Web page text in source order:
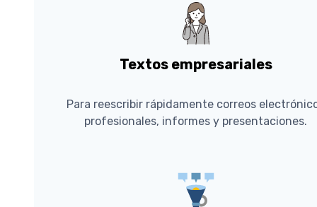
Textos empresariales
Para reescribir rápidamente correos
profesionales, informes y presentaciones.